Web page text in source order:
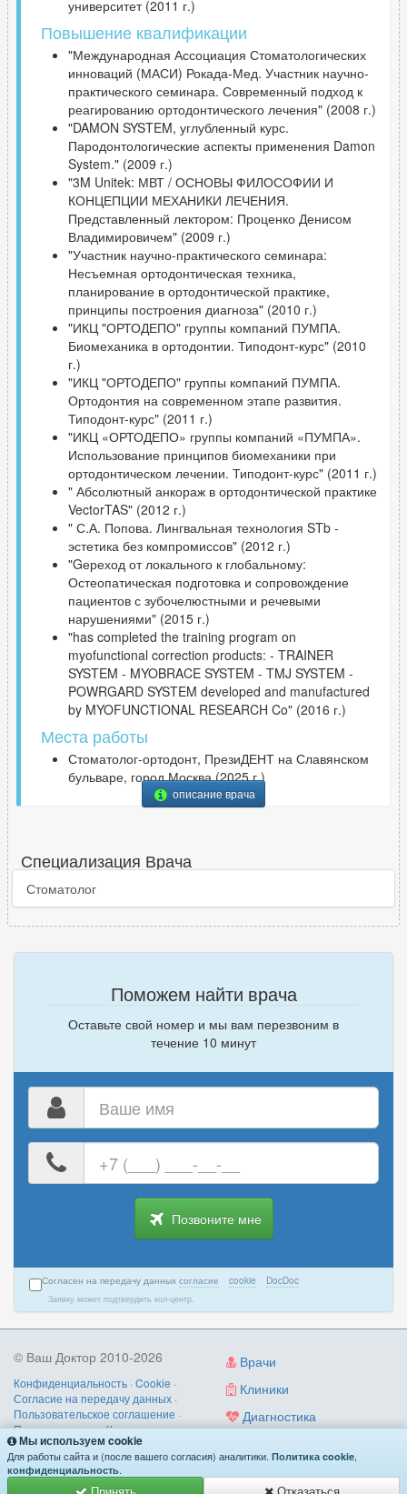
университет (2011 г.)
Повышение квалификации
"Международная Ассоциация Стоматологических
инноваций (МАСИ) Рокада-Мед. Участник научно-
практического семинара. Современный подход к
реагированию ортодонтического лечения" (2008 г.)
"DAMON SYSTEM, углубленный курс.
Пародонтологические аспекты применения Damon
System." (2009 г.)
"3M Unitek: МВТ / ОСНОВЫ ФИЛОСОФИИ И
КОНЦЕПЦИИ МЕХАНИКИ ЛЕЧЕНИЯ.
Представленный лектором: Проценко Денисом
Владимировичем" (2009 г.)
"Участник научно-практического семинара:
Несъемная ортодонтическая техника,
планирование в ортодонтической практике,
принципы построения диагноза" (2010 г.)
"ИКЦ "ОРТОДЕПО" группы компаний ПУМПА.
Биомеханика в ортодонтии. Типодонт-курс" (2010
г.)
"ИКЦ "ОРТОДЕПО" группы компаний ПУМПА.
Ортодонтия на современном этапе развития.
Типодонт-курс" (2011 г.)
"ИКЦ «ОРТОДЕПО» группы компаний «ПУМПА».
Использование принципов биомеханики при
ортодонтическом лечении. Типодонт-курс" (2011 г.)
" Абсолютный анкораж в ортодонтической практике
VectorTAS" (2012 г.)
" С.А. Попова. Лингвальная технология STb -
эстетика без компромиссов" (2012 г.)
"Gереход от локального к глобальному:
Остеопатическая подготовка и сопровождение
пациентов с зубочелюстными и речевыми
нарушениями" (2015 г.)
"has completed the training program on
myofunctional correction products: - TRAINER
SYSTEM - MYOBRACE SYSTEM - TMJ SYSTEM -
POWRGARD SYSTEM developed and manufactured
by MYOFUNCTIONAL RESEARCH Co" (2016 г.)
Места работы
Стоматолог-ортодонт, ПрезиДЕНТ на Славянском
бульваре, город Москва (2025 г.)
описание врача
Специализация Врача
Стоматолог
Поможем найти врача
Оставьте свой номер и мы вам перезвоним в
течение 10 минут
номер
телефона
Позвоните мне
Согласен на передачу данных согласие · cookie · DocDoc
Заявку может подтвердить кол-центр.
Врачи
Клиники
Диагностика
© Ваш Доктор 2010-2026
Конфиденциальность · Cookie ·
Согласие на передачу данных ·
Пользовательское соглашение ·
Правила записи·Контакты
О нас/как работает/поиск по
симптомам
Мы используем cookie
Для работы сайта и (после вашего согласия) аналитики. Политика cookie,
конфиденциальность.